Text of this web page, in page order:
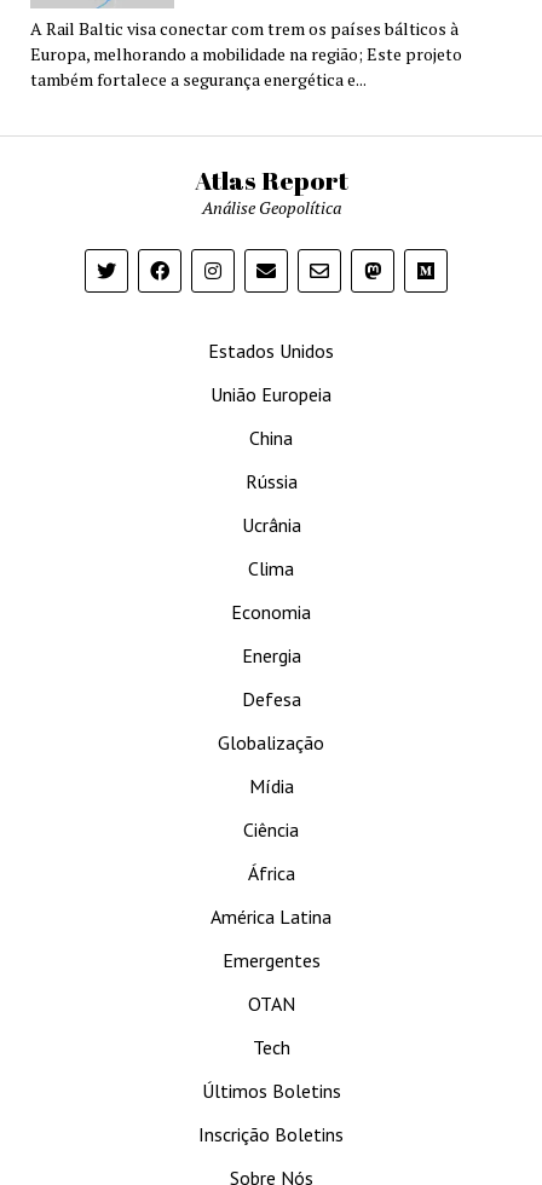
A Rail Baltic visa conectar com trem os países bálticos à
Europa, melhorando a mobilidade na região; Este projeto
também fortalece a segurança energética e...
Atlas Report
Análise Geopolítica
Estados Unidos
União Europeia
China
Rússia
Ucrânia
Clima
Economia
Energia
Defesa
Globalização
Mídia
Ciência
África
América Latina
Emergentes
OTAN
Tech
Últimos Boletins
Inscrição Boletins
Sobre Nós